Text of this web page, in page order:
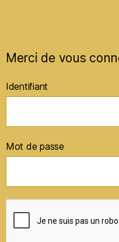
Merci de vous
Identifiant
Mot de passe